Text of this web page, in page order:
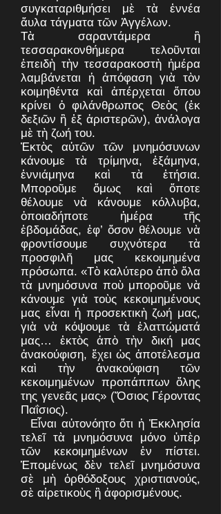
συγκαταριθμήσει μὲ τὰ ἐννέα
ἄυλα τάγματα τῶν Ἀγγέλων.
Τὰ σαραντάμερα ἢ
τεσσαρακονθήμερα τελοῦνται
ἐπειδὴ τὴν τεσσαρακοστὴ ἡμέρα
λαμβάνεται ἡ ἀπόφαση γιὰ τὸν
κοιμηθέντα καὶ ἀπέρχεται ὅπου
κρίνει ὁ φιλάνθρωπος Θεὸς (ἐκ
δεξιῶν ἢ ἐξ ἀριστερῶν), ἀνάλογα
μὲ τὴ ζωή του.
Ἐκτὸς αὐτῶν τῶν μνημόσυνων
κάνουμε τὰ τρίμηνα, ἑξάμηνα,
ἐννιάμηνα καὶ τὰ ἐτήσια.
Μποροῦμε ὅμως καὶ ὅποτε
θέλουμε νὰ κάνουμε κόλλυβα,
ὁποιαδήποτε ἡμέρα τῆς
ἑβδομάδας, ἐφ’ ὅσον θέλουμε νὰ
φροντίσουμε συχνότερα τὰ
προσφιλῆ μας κεκοιμημένα
πρόσωπα. «Τὸ καλύτερο ἀπὸ ὅλα
τὰ μνημόσυνα ποὺ μποροῦμε νὰ
κάνουμε γιὰ τοὺς κεκοιμημένους
μας εἶναι ἡ προσεκτικὴ ζωή μας,
γιὰ νὰ κόψουμε τὰ ἐλαττώματά
μας… ἐκτὸς ἀπὸ τὴν δική μας
ἀνακούφιση, ἔχει ὡς ἀποτέλεσμα
καὶ τὴν ἀνακούφιση τῶν
κεκοιμημένων προπάππων ὅλης
της γενεᾶς μας» (Ὅσιος Γέροντας
Παΐσιος).
Εἶναι αὐτονόητο ὅτι ἡ Ἐκκλησία
τελεῖ τὰ μνημόσυνα μόνο ὑπὲρ
τῶν κεκοιμημένων ἐν πίστει.
Ἑπομένως δὲν τελεῖ μνημόσυνα
σὲ μὴ ὀρθόδοξους χριστιανούς,
σὲ αἱρετικοὺς ἢ ἀφορισμένους.